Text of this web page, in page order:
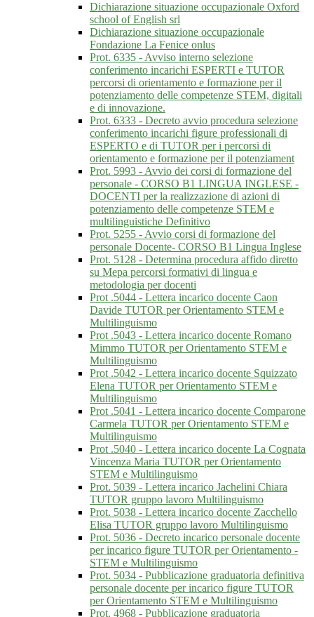
Dichiarazione situazione occupazionale Oxford
school of English srl
Dichiarazione situazione occupazionale
Fondazione La Fenice onlus
Prot. 6335 - Avviso interno selezione
conferimento incarichi ESPERTI e TUTOR
percorsi di orientamento e formazione per il
potenziamento delle competenze STEM, digitali
e di innovazione.
Prot. 6333 - Decreto avvio procedura selezione
conferimento incarichi figure professionali di
ESPERTO e di TUTOR per i percorsi di
orientamento e formazione per il potenziament
Prot. 5993 - Avvio dei corsi di formazione del
personale - CORSO B1 LINGUA INGLESE -
DOCENTI per la realizzazione di azioni di
potenziamento delle competenze STEM e
multilinguistiche Definitivo
Prot. 5255 - Avvio corsi di formazione del
personale Docente- CORSO B1 Lingua Inglese
Prot. 5128 - Determina procedura affido diretto
su Mepa percorsi formativi di lingua e
metodologia per docenti
Prot .5044 - Lettera incarico docente Caon
Davide TUTOR per Orientamento STEM e
Multilinguismo
Prot .5043 - Lettera incarico docente Romano
Mimmo TUTOR per Orientamento STEM e
Multilinguismo
Prot .5042 - Lettera incarico docente Squizzato
Elena TUTOR per Orientamento STEM e
Multilinguismo
Prot .5041 - Lettera incarico docente Comparone
Carmela TUTOR per Orientamento STEM e
Multilinguismo
Prot .5040 - Lettera incarico docente La Cognata
Vincenza Maria TUTOR per Orientamento
STEM e Multilinguismo
Prot. 5039 - Lettera incarico Jachelini Chiara
TUTOR gruppo lavoro Multilinguismo
Prot. 5038 - Lettera incarico docente Zacchello
Elisa TUTOR gruppo lavoro Multilinguismo
Prot. 5036 - Decreto incarico personale docente
per incarico figure TUTOR per Orientamento -
STEM e Multilinguismo
Prot. 5034 - Pubblicazione graduatoria definitiva
personale docente per incarico figure TUTOR
per Orientamento STEM e Multilinguismo
Prot. 4968 - Pubblicazione graduatoria